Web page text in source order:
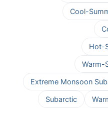
Cool-
Hot-
Warm-
Extreme Monsoon
Subarctic